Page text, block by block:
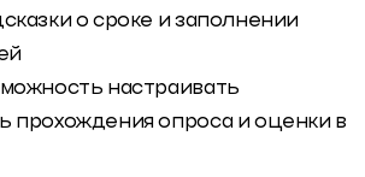
о сроке и заполнении
настраивать
прохождения опроса и оценки в